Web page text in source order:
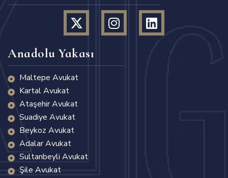
Anadolu Yakası
Maltepe Avukat
Kartal Avukat
Ataşehir Avukat
Suadiye Avukat
Beykoz Avukat
Adalar Avukat
Sultanbeyli Avukat
Şile Avukat